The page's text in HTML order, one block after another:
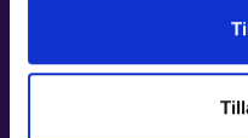
Carl Nielsen Salen, Odense